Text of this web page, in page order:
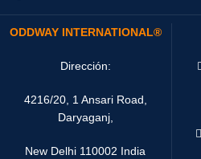
ODDWAY INTERNATIONAL®
Dirección:
4216/20, 1 Ansari Road,
Daryaganj,
New Delhi 110002 India